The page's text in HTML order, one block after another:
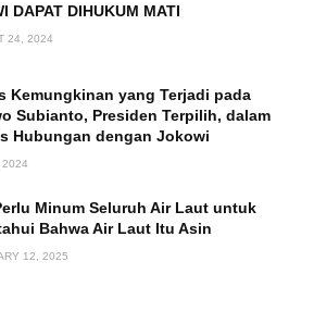
DAPAT DIHUKUM MATI
24, 2024
Kemungkinan yang Terjadi pada
Subianto, Presiden Terpilih, dalam
Hubungan dengan Jokowi
2024
Minum Seluruh Air Laut untuk
Bahwa Air Laut Itu Asin
12, 2025